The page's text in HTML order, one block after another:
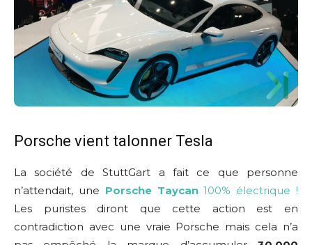
Porsche vient talonner Tesla
La société de StuttGart a fait ce que personne
n’attendait, une Porsche Taycan100% électrique !
Les puristes diront que cette action est en
contradiction avec une vraie Porsche mais cela n’a